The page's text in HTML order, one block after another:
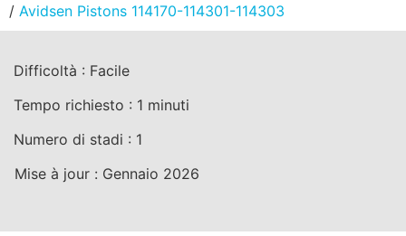
/ Avidsen Pistons 114170-114301-114303
Difficoltà : Facile
Tempo richiesto : 1 minuti
Numero di stadi : 1
Mise à jour : Gennaio 2026